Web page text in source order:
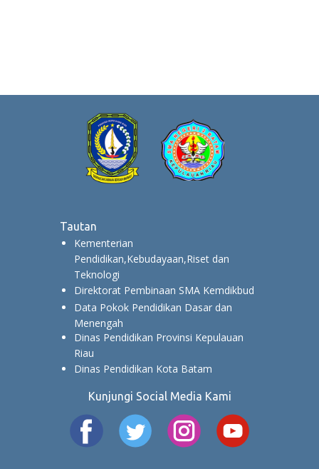
Tautan
Kementerian
Pendidikan,Kebudayaan,Riset dan
Teknologi
Direktorat Pembinaan SMA Kemdikbud
Data Pokok Pendidikan Dasar dan
Menengah
Dinas Pendidikan Provinsi Kepulauan
Riau
Dinas Pendidikan Kota Batam
Kunjungi Social Media Kami